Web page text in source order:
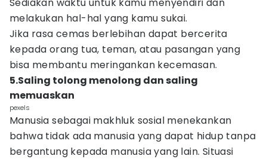
melakukan hal-hal yang kamu sukai.
Jika rasa cemas berlebihan dapat bercerita
kepada orang tua, teman, atau pasangan yang
bisa membantu meringankan kecemasan.
5.Saling tolong menolong dan saling
memuaskan
pexels
Manusia sebagai makhluk sosial menekankan
bahwa tidak ada manusia yang dapat hidup tanpa
bergantung kepada manusia yang lain. Situasi